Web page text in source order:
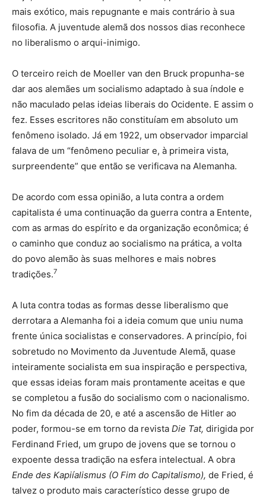
mais exótico, mais repugnante e mais contrário à sua
filosofia. A juventude alemã dos nossos dias reconhece
no liberalismo o arqui-inimigo.
O terceiro reich de Moeller van den Bruck propunha-se
dar aos alemães um socialismo adaptado à sua índole e
não maculado pelas ideias liberais do Ocidente. E assim o
fez. Esses escritores não constituíam em absoluto um
fenômeno isolado. Já em 1922, um observador imparcial
falava de um “fenômeno peculiar e, à primeira vista,
surpreendente” que então se verificava na Alemanha.
De acordo com essa opinião, a luta contra a ordem
capitalista é uma continuação da guerra contra a Entente,
com as armas do espírito e da organização econômica; é
o caminho que conduz ao socialismo na prática, a volta
do povo alemão às suas melhores e mais nobres
tradições.7
A luta contra todas as formas desse liberalismo que
derrotara a Alemanha foi a ideia comum que uniu numa
frente única socialistas e conservadores. A princípio, foi
sobretudo no Movimento da Juventude Alemã, quase
inteiramente socialista em sua inspiração e perspectiva,
que essas ideias foram mais prontamente aceitas e que
se completou a fusão do socialismo com o nacionalismo.
No fim da década de 20, e até a ascensão de Hitler ao
poder, formou-se em torno da revista Die Tat, dirigida por
Ferdinand Fried, um grupo de jovens que se tornou o
expoente dessa tradição na esfera intelectual. A obra
Ende des Kapiíalismus (O Fim do Capitalismo), de Fried, é
talvez o produto mais característico desse grupo de